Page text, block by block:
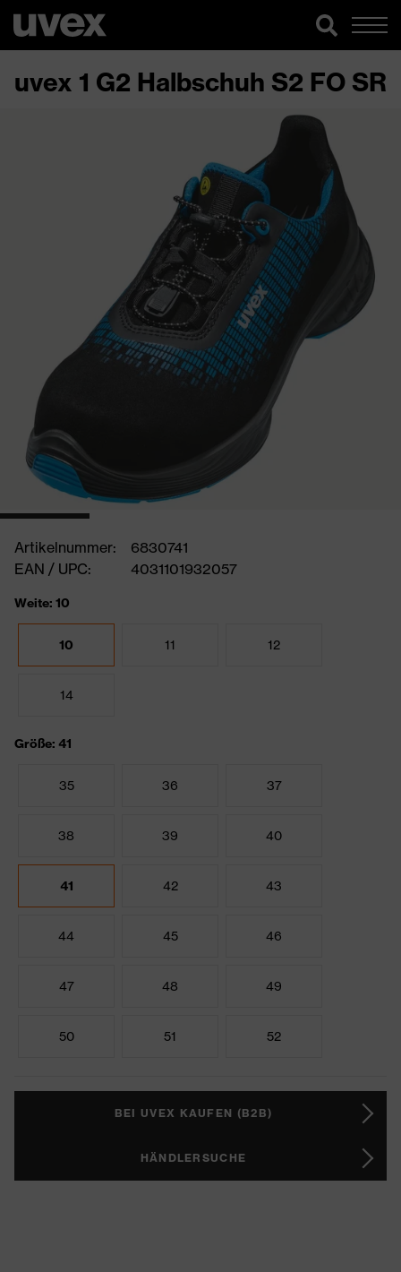
uvex 1 G2 Halbschuh S2 FO SR
Artikelnummer:
6830741
EAN / UPC:
4031101932057
Weite: 10
10 11 12
14
Größe: 41
35 36 37
38 39 40
41 42 43
44 45 46
47 48 49
50 51 52
BEI UVEX KAUFEN (B2B)
HÄNDLERSUCHE